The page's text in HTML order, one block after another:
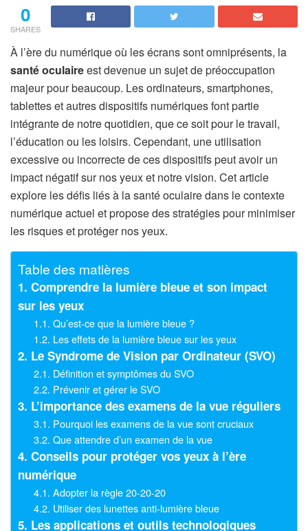
0
SHARES
À l’ère du numérique où les écrans sont omniprésents, la
santé oculaireest devenue un sujet de préoccupation
majeur pour beaucoup. Les ordinateurs, smartphones,
tablettes et autres dispositifs numériques font partie
intégrante de notre quotidien, que ce soit pour le travail,
l’éducation ou les loisirs. Cependant, une utilisation
excessive ou incorrecte de ces dispositifs peut avoir un
impact négatif sur nos yeux et notre vision. Cet article
explore les défis liés à la santé oculaire dans le contexte
numérique actuel et propose des stratégies pour minimiser
les risques et protéger nos yeux.
Table des matières
1. Comprendre la lumière bleue et son impact
sur les yeux
1.1. Qu’est-ce que la lumière bleue ?
1.2. Les effets de la lumière bleue sur les yeux
2. Le Syndrome de Vision par Ordinateur (SVO)
2.1. Définition et symptômes du SVO
2.2. Prévenir et gérer le SVO
3. L’importance des examens de la vue réguliers
3.1. Pourquoi les examens de la vue sont cruciaux
3.2. Que attendre d’un examen de la vue
4. Conseils pour protéger vos yeux à l’ère
numérique
4.1. Adopter la règle 20-20-20
4.2. Utiliser des lunettes anti-lumière bleue
5. Les applications et outils technologiques